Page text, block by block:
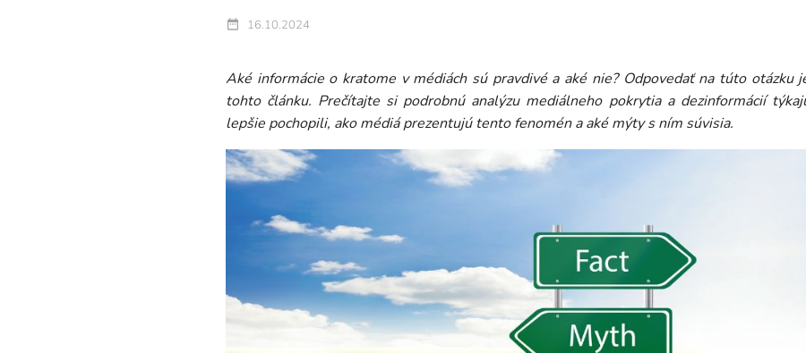
16.10.2024
Aké informácie o kratome v médiách sú pravdivé a aké nie? Odpovedať na túto otázku
tohto článku. Prečítajte si podrobnú analýzu mediálneho pokrytia a dezinformácií
lepšie pochopili, ako médiá prezentujú tento fenomén a aké mýty s ním súvisia.